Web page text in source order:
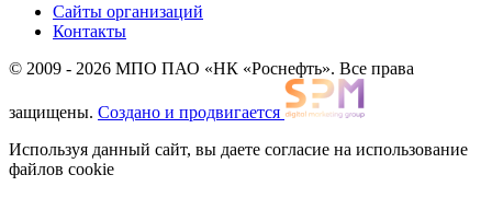
Сайты организаций
Контакты
© 2009 - 2026 МПО ПАО «НК «Роснефть». Все права
защищены. Создано и продвигается
Используя данный сайт, вы даете согласие на использование
файлов cookie